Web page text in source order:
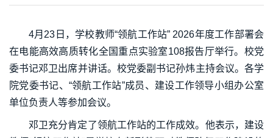
4月23日，学校教师“领航工作站” 2026年度工作部署会
在电能高效高质转化全国重点实验室108报告厅举行。校党
委书记邓卫出席并讲话。校党委副书记孙炜主持会议。各学
院党委书记、“领航工作站”成员、建设工作领导小组办公室
单位负责人等参加会议。
邓卫充分肯定了领航工作站的工作成效。他表示，建设